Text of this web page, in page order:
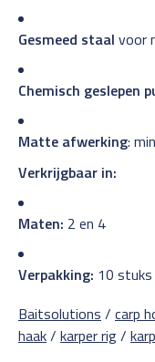
Gesmeed staal voor
Chemisch geslepen
Matte afwerking:
Verkrijgbaar in:
Maten: 2 en 4
Verpakking: 10 stuks
Baitsolutions / carp
haak/ karper rig/